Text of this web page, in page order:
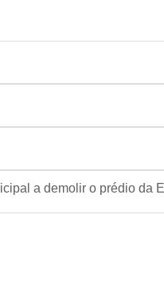
a demolir o prédio da